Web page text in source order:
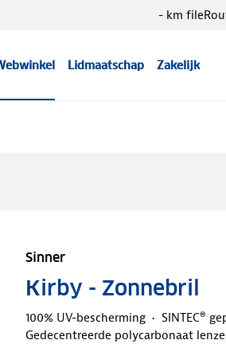
Lidmaatschap Zakelijk
- km file
Sinner
Kirby - Zonnebril
100% UV-bescherming
SINTEC®
Gedecentreerde polycarbonaat